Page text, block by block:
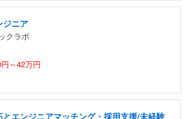
ジニア
クラボ
～42万円
エンジニアマッチング・採用支援/未経験